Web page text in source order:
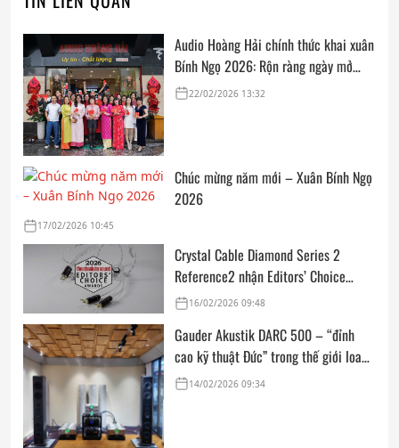
Audio Hoàng Hải chính thức khai xuân
Bính Ngọ 2026: Rộn ràng ngày mở
cửa, trọn vẹn lời chúc đầu năm
22/02/2026 13:32
Chúc mừng năm mới – Xuân Bính Ngọ
2026
17/02/2026 10:45
Crystal Cable Diamond Series 2
Reference2 nhận Editors’ Choice
Award: Dedicated Audio 2026 từ The
16/02/2026 09:48
Gauder Akustik DARC 500 – “đỉnh
cao kỹ thuật Đức” trong thế giới loa
hi-end tham chiếu
14/02/2026 09:34